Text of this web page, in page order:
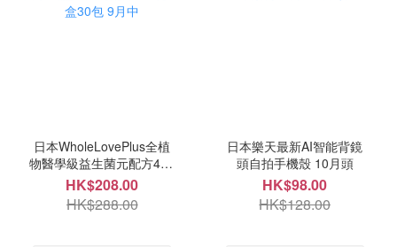
日本WholeLovePlus全植
物醫學級益生菌元配方400
億一盒30包 9月中
HK$208.00
HK$288.00
日本樂天最新AI智能背鏡
頭自拍手機殼 10月頭
HK$98.00
HK$128.00